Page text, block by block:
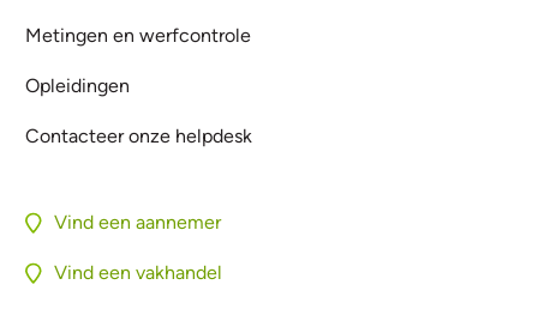
Metingen en werfcontrole
Opleidingen
Contacteer onze helpdesk
Vind een aannemer
Vind een vakhandel